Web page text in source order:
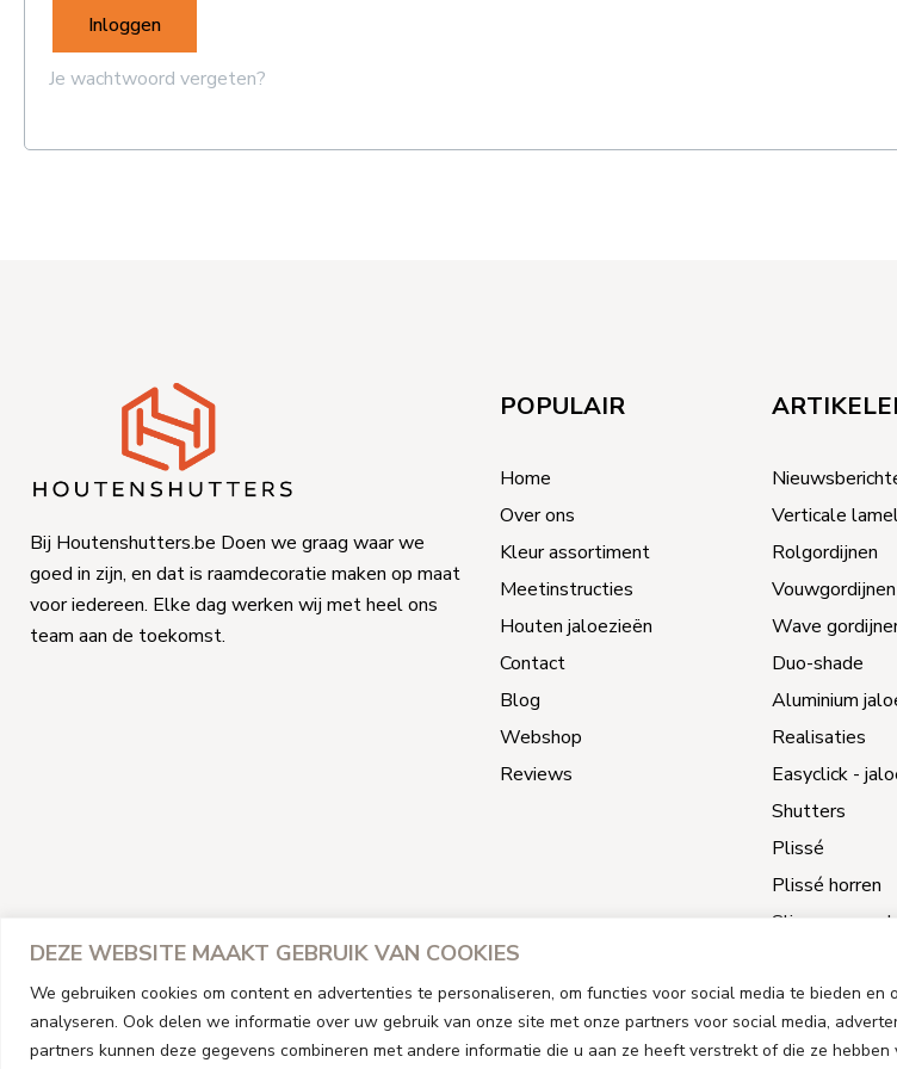
DEZE WEBSITE MAAKT GEBRUIK VAN COOKIES
We gebruiken cookies om content en advertenties te personaliseren, om functies voor social media te bieden en
analyseren. Ook delen we informatie over uw gebruik van onze site met onze partners voor social media,
partners kunnen deze gegevens combineren met andere informatie die u aan ze heeft verstrekt of die ze
Inloggen
Je wachtwoord vergeten?
Bij Houtenshutters.be Doen we graag waar we
goed in zijn, en dat is raamdecoratie maken op maat
voor iedereen. Elke dag werken wij met heel ons
team aan de toekomst.
POPULAIR
Home
Over ons
Kleur assortiment
Meetinstructies
Houten jaloezieën
Contact
Blog
Webshop
Reviews
Verticale
Rolgordijnen
Vouwgordijnen
Wave
Duo-shade
Aluminium
Realisaties
Easyclick -
Shutters
Plissé
Plissé horren
Slimme